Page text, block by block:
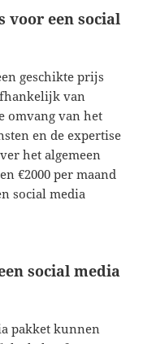
voor een social
geschikte prijs
van
omvang van het
en de expertise
het algemeen
€2000 per maand
social media
social media
pakket kunnen